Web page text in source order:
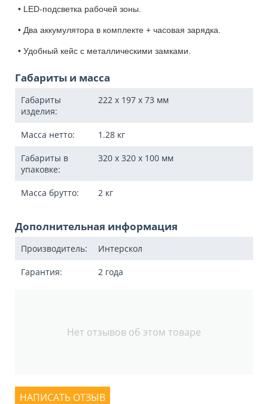
• LED-подсветка рабочей зоны.
• Два аккумулятора в комплекте + часовая зарядка.
• Удобный кейс с металлическими замками.
Габариты и масса
Габариты
изделия:
222 x 197 x 73 мм
Масса нетто: 1.28 кг
Габариты в
упаковке:
320 x 320 x 100 мм
Масса брутто: 2 кг
Дополнительная информация
Производитель: Интерскол
Гарантия: 2 года
Нет отзывов об этом товаре
НАПИСАТЬ ОТЗЫВ